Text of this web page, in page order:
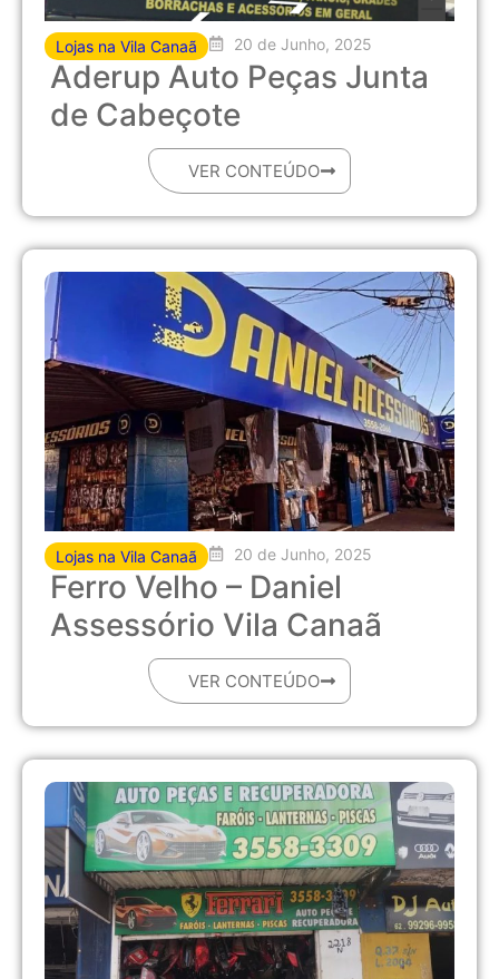
Lojas na Vila Canaã 20 de Junho, 2025
Aderup Auto Peças Junta
de Cabeçote
VER CONTEÚDO
Lojas na Vila Canaã 20 de Junho, 2025
Ferro Velho – Daniel
Assessório Vila Canaã
VER CONTEÚDO